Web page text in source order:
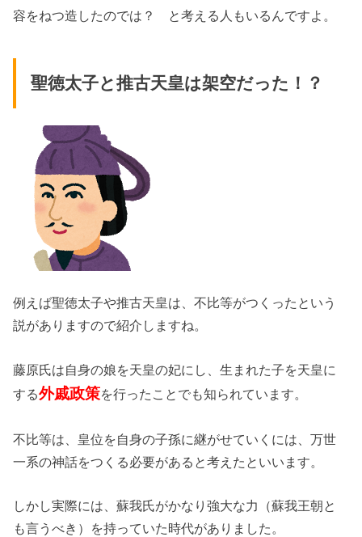
容をねつ造したのでは？ と考える人もいるんですよ。
聖徳太子と推古天皇は架空だった！？
例えば聖徳太子や推古天皇は、不比等がつくったという
説がありますので紹介しますね。
藤原氏は自身の娘を天皇の妃にし、生まれた子を天皇に
する外戚政策を行ったことでも知られています。
不比等は、皇位を自身の子孫に継がせていくには、万世
一系の神話をつくる必要があると考えたといいます。
しかし実際には、蘇我氏がかなり強大な力（蘇我王朝と
も言うべき）を持っていた時代がありました。